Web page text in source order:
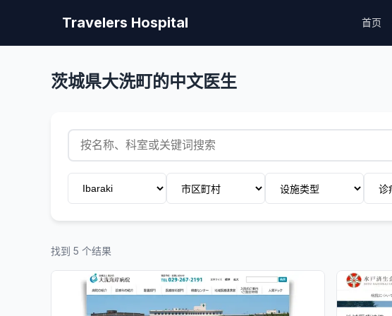
Travelers Hospital 首页
茨城県大洗町的中文医生
找到 5 个结果